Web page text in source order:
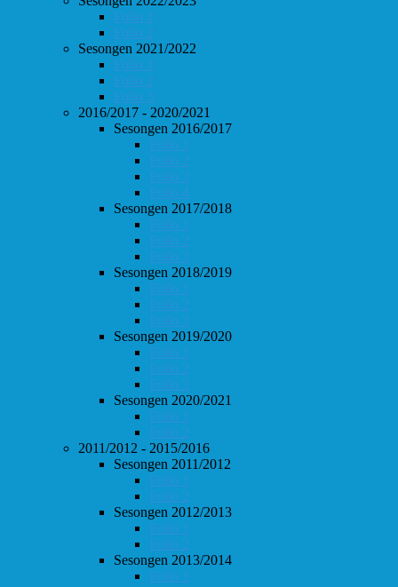
Follo 1
Follo 2
Sesongen 2021/2022
Follo 1
Follo 2
Follo 3
2016/2017 - 2020/2021
Sesongen 2016/2017
Follo 1
Follo 2
Follo 3
Follo 4
Sesongen 2017/2018
Follo 1
Follo 2
Follo 3
Sesongen 2018/2019
Follo 1
Follo 2
Follo 3
Sesongen 2019/2020
Follo 1
Follo 2
Follo 3
Sesongen 2020/2021
Follo 1
Follo 2
2011/2012 - 2015/2016
Sesongen 2011/2012
Follo 1
Follo 2
Sesongen 2012/2013
Follo 1
Follo 2
Sesongen 2013/2014
Follo 1